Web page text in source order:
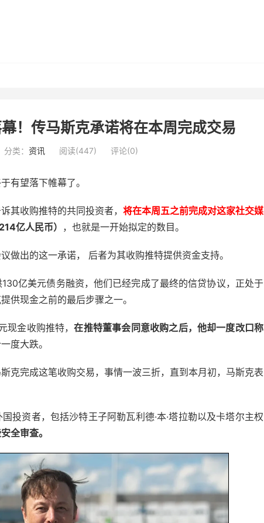
！传马斯克承诺将在本周完成交易
分类： 资讯 阅读(447) 评论(0)
有望落下帷幕了。
其收购推特的共同投资者， 将在本周五之前完成对这家社交媒
亿人民币） ，也就是一开始拟定的数目。
做出的这一承诺， 后者为其收购推特提供资金支持。
亿美元债务融资，他们已经完成了最终的信贷协议，正处于
供现金之前的最后步骤之一。
现金收购推特，在推特董事会同意收购之后，他却一度改口称
度大跌。
克完成这笔收购交易，事情一波三折，直到本月初，马斯克表
投资者，包括沙特王子阿勒瓦利德·本·塔拉勒以及卡塔尔主权
全审查。